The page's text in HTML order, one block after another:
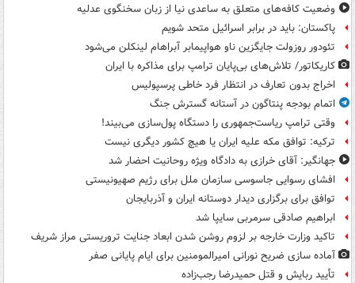
وضعیت کافه‌های متعلق به ساعدی نیا از زبان سخنگوی عدلیه
پاکستان: باید در برابر اسرائیل متحد شویم
تئودور روزولت جایگزین ناو هواپیمابر آبراهام لینکلن می‌شود
کاریکاتور/ تلاش‌های بی‌پایان ترامپ برای مذاکره با ایران
اخراج بدون تعارف در انتظار فرد خاطی پرسپولیس
اتمام بودجه پنتاگون در آستانه گسترش جنگ
وقتی ترامپ ریاست‌جمهوری را دستگاه پول‌سازی می‌بیند!
ترکیه: توافق مکه علیه ایران یا هیچ کشور دیگری نیست
جهانگیر: آقای خرازی به دادگاه ویژه روحانیت احضار شد
افشای رسوایی جاسوسی سازمان ملل برای رژیم صهیونیستی
توافق برای برگزاری دیدار دوستانه ایران و آذربایجان
ابراهیم صادقی سرمربی سایپا شد
تاکید وزارت خارجه بر لزوم روشن شدن ابعاد جنایت تروریستی مراز شریف
آماده سازی ضریح نورانی امیرالمومنین برای ایام پایانی صفر
تأیید ربایش و قتل حمیدرضا رجب‌زاده